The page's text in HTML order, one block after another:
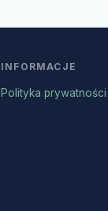
INFORMACJE
Polityka prywatności